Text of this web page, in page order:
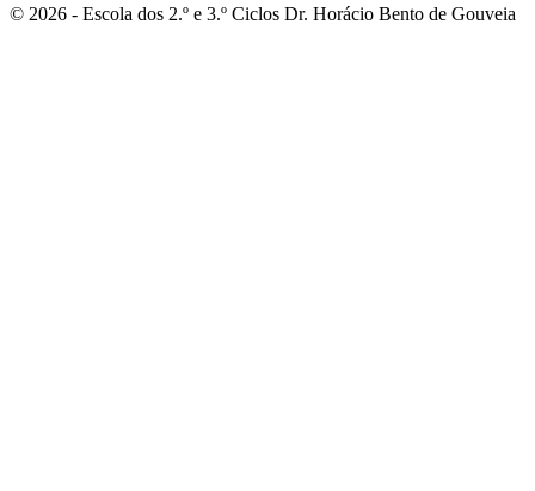
© 2026 - Escola dos 2.º e 3.º Ciclos Dr. Horácio Bento de Gouveia